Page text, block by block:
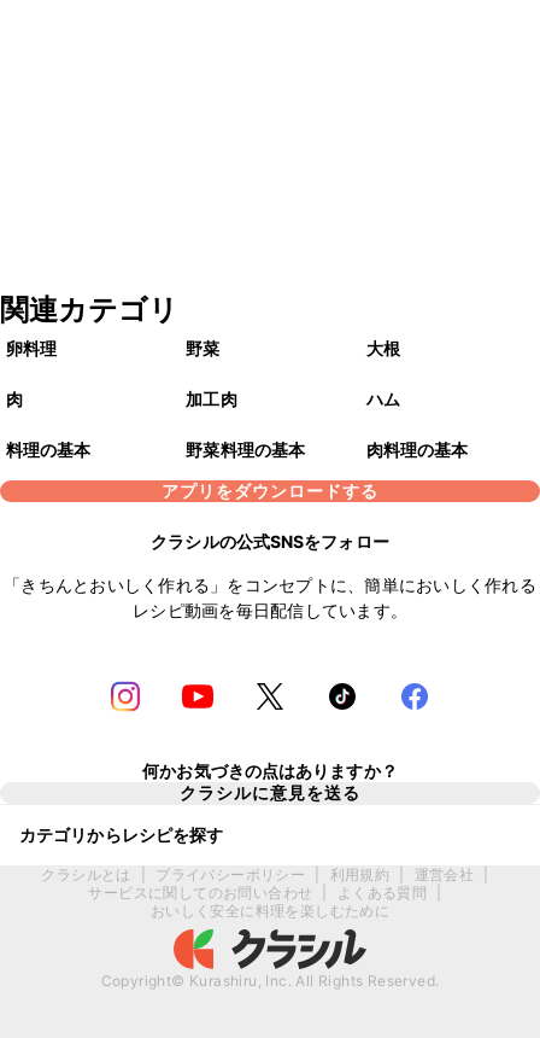
関連カテゴリ
卵料理 野菜 大根
肉 加工肉 ハム
料理の基本 野菜料理の基本
肉料理の基本
アプリをダウンロードする
クラシルの公式SNSをフォロー
「きちんとおいしく作れる」をコンセプトに、簡単においしく作れる
レシピ動画を毎日配信しています。
何かお気づきの点はありますか？
クラシルに意見を送る
カテゴリからレシピを探す
クラシルとは プライバシーポリシー 利用規約 運営会社
サービスに関してのお問い合わせ
よくある質問
おいしく安全に料理を楽しむために
Copyright© Kurashiru, Inc. All Rights Reserved.